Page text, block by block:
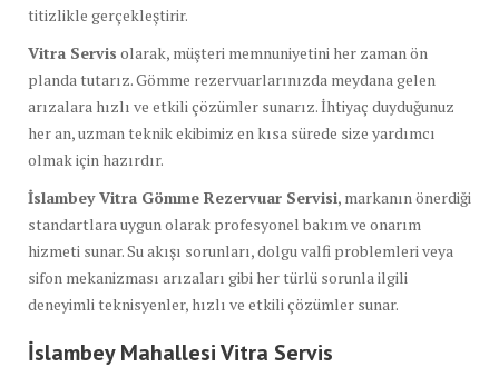
titizlikle gerçekleştirir.
Vitra Servis olarak, müşteri memnuniyetini her zaman ön
planda tutarız. Gömme rezervuarlarınızda meydana gelen
arızalara hızlı ve etkili çözümler sunarız. İhtiyaç duyduğunuz
her an, uzman teknik ekibimiz en kısa sürede size yardımcı
olmak için hazırdır.
İslambey Vitra Gömme Rezervuar Servisi, markanın önerdiği
standartlara uygun olarak profesyonel bakım ve onarım
hizmeti sunar. Su akışı sorunları, dolgu valfi problemleri veya
sifon mekanizması arızaları gibi her türlü sorunla ilgili
deneyimli teknisyenler, hızlı ve etkili çözümler sunar.
İslambey Mahallesi Vitra Servis